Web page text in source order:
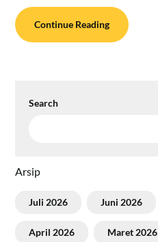
Continue Reading
Search
Arsip
Juli 2026 Juni 2026
April 2026 Maret 2026